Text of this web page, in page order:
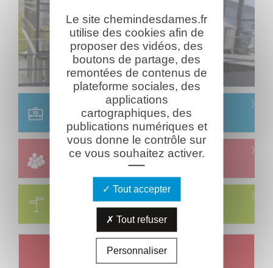
Scolaire
Réservation & informations
Groupes
Réservation & informations
Circuits
Visites & parcours thématiques
Un jour, un combattant
Le site chemindesdames.fr
utilise des cookies afin de
proposer des vidéos, des
boutons de partage, des
remontées de contenus de
plateforme sociales, des
applications
cartographiques, des
publications numériques et
vous donne le contrôle sur
ce vous souhaitez activer.
Tout accepter
Tout refuser
Personnaliser